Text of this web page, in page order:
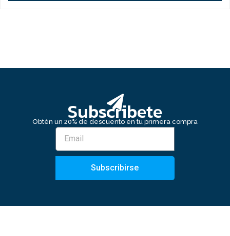
Subscribete
Obtén un 20% de descuento en tu primera compra
Subscribirse